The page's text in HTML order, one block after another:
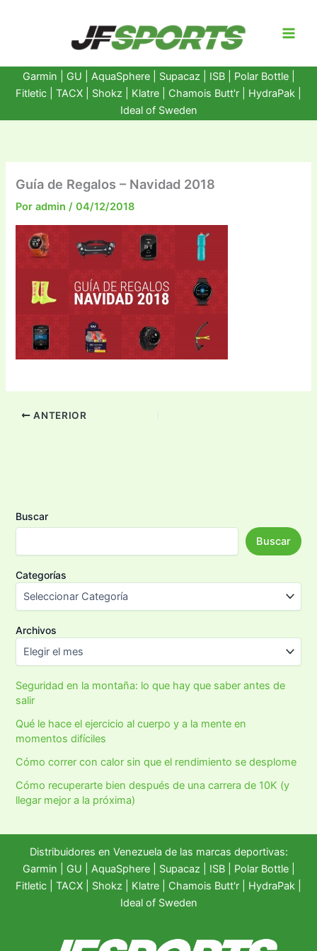
Garmin GU AquaSphere| Supacaz | ISB | Polar Bottle|
Fitletic
TACX Shokz Klatre Chamois Butt'r HydraPak
Ideal of Sweden
Guía de Regalos – Navidad 2018
Poradmin/04/12/2018
ANTERIOR
Buscar
Buscar
Categorías
Archivos
Seguridad en la montaña: lo que hay que saber antes de
salir
Qué le hace el ejercicio al cuerpo y a la mente en
momentos difíciles
Cómo correr con calor sin que el rendimiento se desplome
Cómo recuperarte bien después de una carrera de 10K (y
llegar mejor a la próxima)
Distribuidores en Venezuela de las marcas deportivas:
Garmin
GU AquaSphere| Supacaz | ISB | Polar Bottle|
Fitletic
TACX Shokz Klatre Chamois Butt'r HydraPak
Ideal of Sweden